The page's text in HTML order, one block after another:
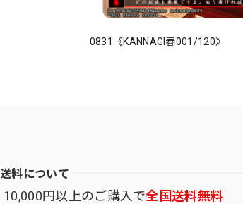
0831《KANNAGI春001/120》
送料について
10,000円以上のご購入で全国送料無料